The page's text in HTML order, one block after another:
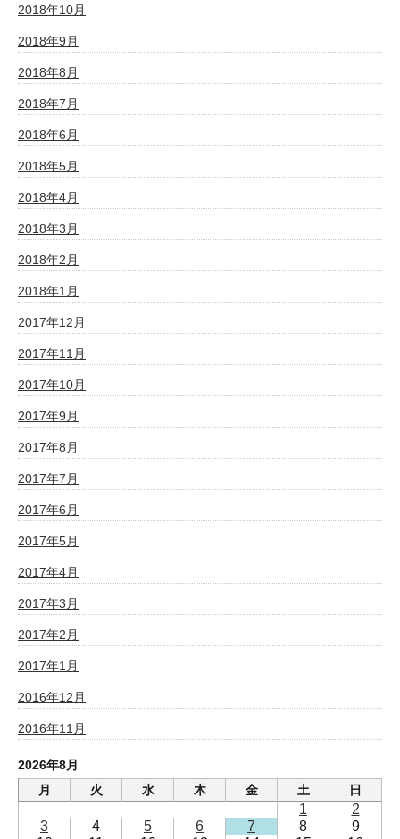
2018年10月
2018年9月
2018年8月
2018年7月
2018年6月
2018年5月
2018年4月
2018年3月
2018年2月
2018年1月
2017年12月
2017年11月
2017年10月
2017年9月
2017年8月
2017年7月
2017年6月
2017年5月
2017年4月
2017年3月
2017年2月
2017年1月
2016年12月
2016年11月
2026年8月
月
火 水 木 金 土 日
1
2
3
4 5 6 7 8
9